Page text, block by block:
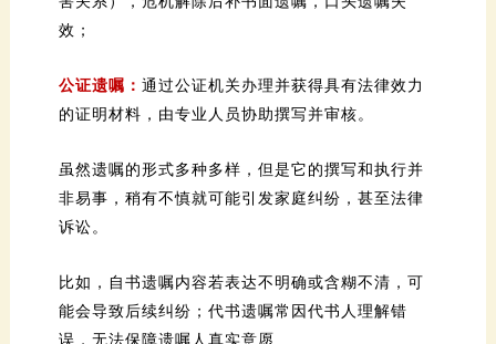
效；
公证遗嘱：
的证明材料，由专业人员协助撰写并审核。
诉讼。
误，无法保障遗嘱人真实意愿……